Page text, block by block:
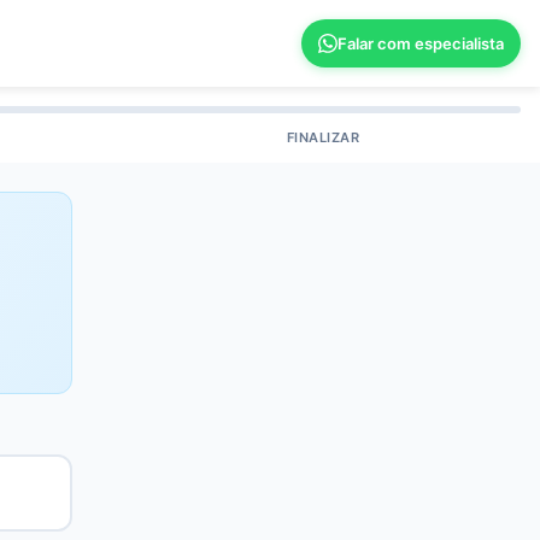
Falar com especialista
FINALIZAR